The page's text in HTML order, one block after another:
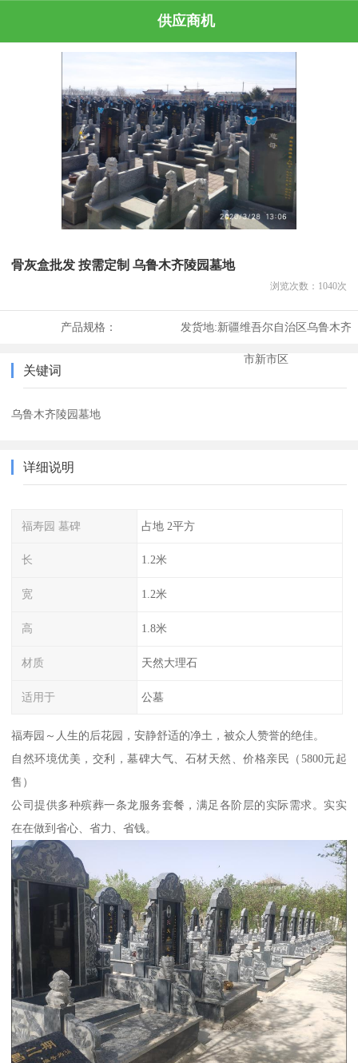
供应商机
骨灰盒批发 按需定制 乌鲁木齐陵园墓地
浏览次数： 1040次
产品规格： 发货地:新疆维吾尔自治区乌鲁木齐
市新市区
关键词
乌鲁木齐陵园墓地
详细说明
福寿园 墓碑 占地 2平方
长 1.2米
宽 1.2米
高 1.8米
材质 天然大理石
适用于 公墓
福寿园～人生的后花园，安静舒适的净土，被众人赞誉的绝佳。
自然环境优美，交利，墓碑大气、石材天然、价格亲民（5800元起
售）
公司提供多种殡葬一条龙服务套餐，满足各阶层的实际需求。实实
在在做到省心、省力、省钱。